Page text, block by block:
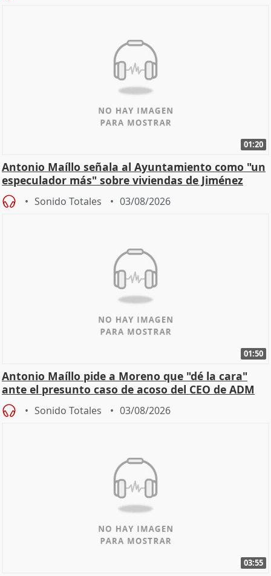
01:20
Antonio Maíllo señala al Ayuntamiento como "un
especulador más" sobre viviendas de Jiménez
Becerril
Sonido Totales 03/08/2026
01:50
Antonio Maíllo pide a Moreno que "dé la cara"
ante el presunto caso de acoso del CEO de ADM
Sonido Totales 03/08/2026
03:55